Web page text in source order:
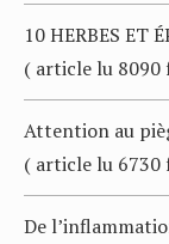
10 HERBES ET
( article lu 8090
Attention au
( article lu 6730
De